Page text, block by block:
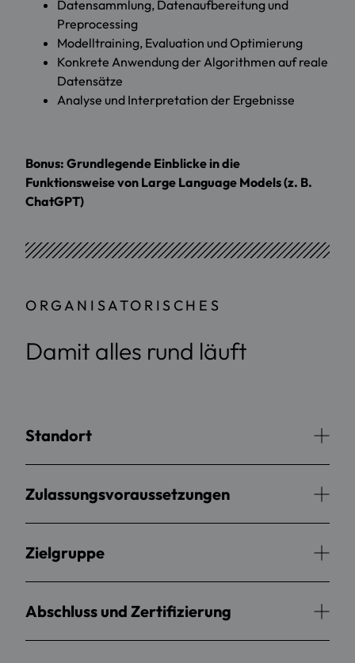
Datensammlung, Datenaufbereitung und
Preprocessing
Modelltraining, Evaluation und Optimierung
Konkrete Anwendung der Algorithmen auf reale
Datensätze
Analyse und Interpretation der Ergebnisse
Bonus: Grundlegende Einblicke in die
Funktionsweise von Large Language Models (z. B.
ChatGPT)
ORGANISATORISCHES
Damit alles rund läuft
Standort
Zulassungsvoraussetzungen
Zielgruppe
Abschluss und Zertifizierung